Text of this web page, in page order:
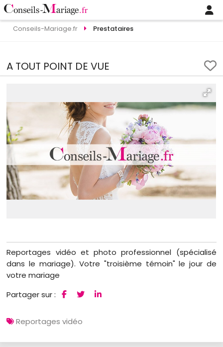
Conseils-Mariage.fr Prestataires
A TOUT POINT DE VUE
Reportages vidéo et photo professionnel (spécialisé
dans le mariage). Votre "troisième témoin" le jour de
votre mariage
Partager sur :
Reportages vidéo